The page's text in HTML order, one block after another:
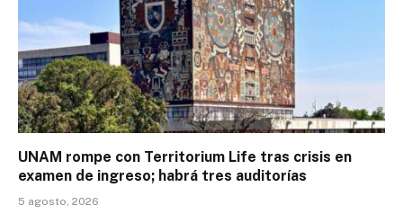
UNAM rompe con Territorium Life tras crisis en
examen de ingreso; habrá tres auditorías
5 agosto, 2026